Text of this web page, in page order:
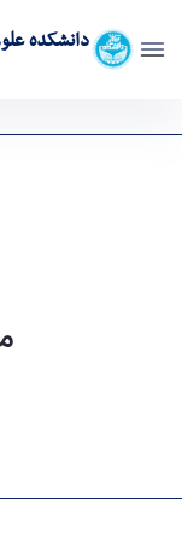
دانشکده
معاونت
علوم مهندسی esc